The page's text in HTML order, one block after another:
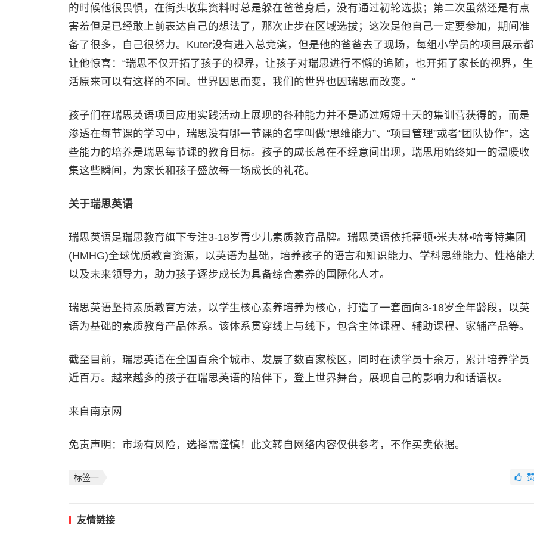
的时候他很畏惧，在街头收集资料时总是躲在爸爸身后，没有通过初轮选拔；第二次虽然还是有点
害羞但是已经敢上前表达自己的想法了，那次止步在区域选拔；这次是他自己一定要参加，期间准
备了很多，自己很努力。Kuter没有进入总竞演，但是他的爸爸去了现场，每组小学员的项目展示都
让他惊喜：“瑞思不仅开拓了孩子的视界，让孩子对瑞思进行不懈的追随，也开拓了家长的视界，生
活原来可以有这样的不同。世界因思而变，我们的世界也因瑞思而改变。“
孩子们在瑞思英语项目应用实践活动上展现的各种能力并不是通过短短十天的集训营获得的，而是
渗透在每节课的学习中，瑞思没有哪一节课的名字叫做“思维能力”、“项目管理”或者“团队协作”，这
些能力的培养是瑞思每节课的教育目标。孩子的成长总在不经意间出现，瑞思用始终如一的温暖收
集这些瞬间，为家长和孩子盛放每一场成长的礼花。
关于瑞思英语
瑞思英语是瑞思教育旗下专注3-18岁青少儿素质教育品牌。瑞思英语依托霍顿•米夫林•哈考特集团
(HMHG)全球优质教育资源，以英语为基础，培养孩子的语言和知识能力、学科思维能力、性格能
以及未来领导力，助力孩子逐步成长为具备综合素养的国际化人才。
瑞思英语坚持素质教育方法，以学生核心素养培养为核心，打造了一套面向3-18岁全年龄段，以英
语为基础的素质教育产品体系。该体系贯穿线上与线下，包含主体课程、辅助课程、家辅产品等。
截至目前，瑞思英语在全国百余个城市、发展了数百家校区，同时在读学员十余万，累计培养学员
近百万。越来越多的孩子在瑞思英语的陪伴下，登上世界舞台，展现自己的影响力和话语权。
来自南京网
免责声明：市场有风险，选择需谨慎！此文转自网络内容仅供参考，不作买卖依据。
标签一
友情链接